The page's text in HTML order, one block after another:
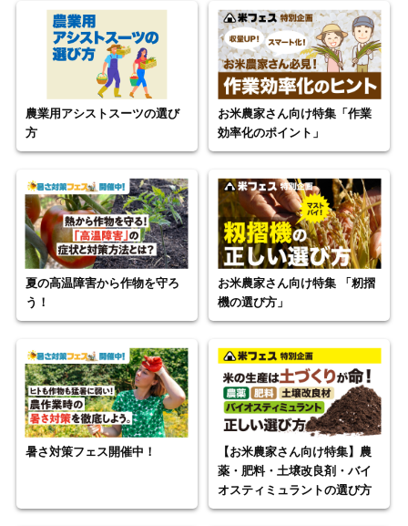
農業用アシストスーツの選び
方
お米農家さん向け特集「作業
効率化のポイント」
夏の高温障害から作物を守ろ
う！
お米農家さん向け特集 「籾摺
機の選び方」
暑さ対策フェス開催中！
【お米農家さん向け特集】農
薬・肥料・土壌改良剤・バイ
オスティミュラントの選び方